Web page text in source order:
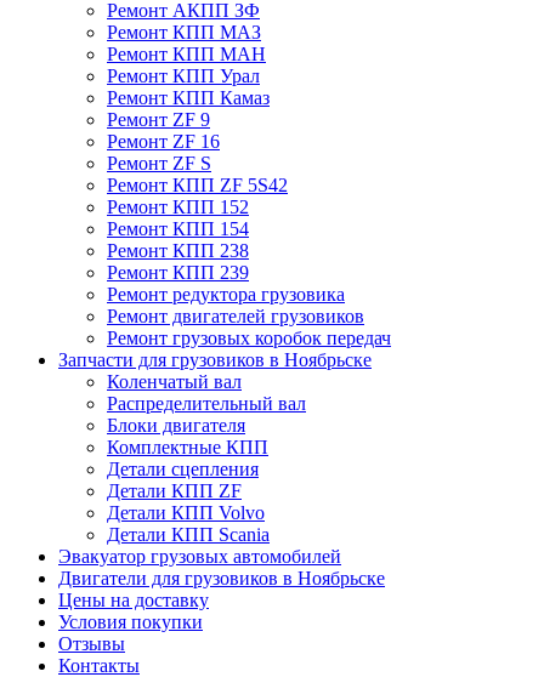
Ремонт АКПП ЗФ
Ремонт КПП МАЗ
Ремонт КПП МАН
Ремонт КПП Урал
Ремонт КПП Камаз
Ремонт ZF 9
Ремонт ZF 16
Ремонт ZF S
Ремонт КПП ZF 5S42
Ремонт КПП 152
Ремонт КПП 154
Ремонт КПП 238
Ремонт КПП 239
Ремонт редуктора грузовика
Ремонт двигателей грузовиков
Ремонт грузовых коробок передач
Запчасти для грузовиков в Ноябрьске
Коленчатый вал
Распределительный вал
Блоки двигателя
Комплектные КПП
Детали сцепления
Детали КПП ZF
Детали КПП Volvo
Детали КПП Scania
Эвакуатор грузовых автомобилей
Двигатели для грузовиков в Ноябрьске
Цены на доставку
Условия покупки
Отзывы
Контакты